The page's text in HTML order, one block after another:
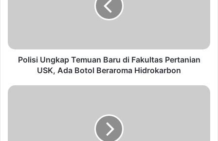
Polisi Ungkap Temuan Baru di Fakultas Pertanian
USK, Ada Botol Beraroma Hidrokarbon